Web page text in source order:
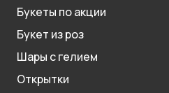
Букеты по акции
Букет из роз
Шары с гелием
Открытки